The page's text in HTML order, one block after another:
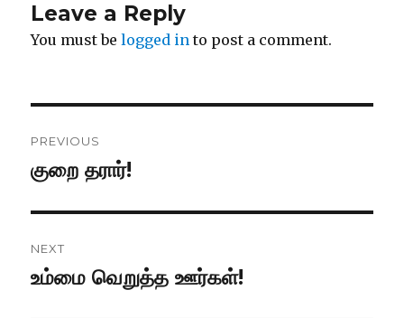
Leave a Reply
You must belogged in to post a comment.
navigation
PREVIOUS
Previous
குறை தரார்!
NEXT
Next
உம்மை வெறுத்த ஊர்கள்!